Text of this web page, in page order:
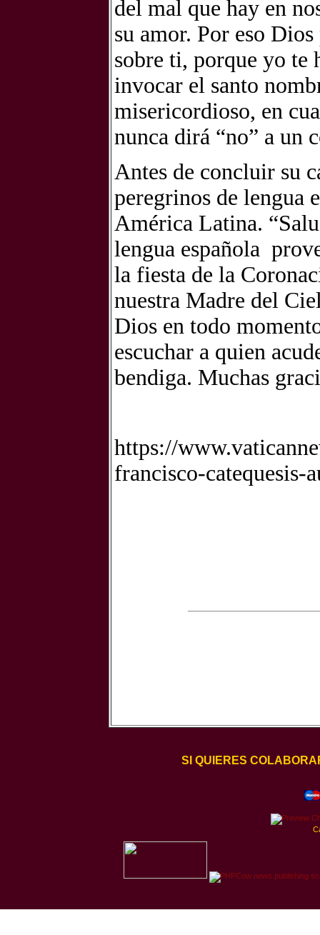
del mal que hay en
su amor. Por eso
sobre ti, porque yo te
invocar el santo
misericordioso, en
nunca dirá “no” a un
Antes de concluir su
peregrinos de lengua
América Latina.
lengua española
la fiesta de la
nuestra Madre del
Dios en todo
escuchar a quien
bendiga. Muchas
https://
francisco-catequesis-
SI QUIERES